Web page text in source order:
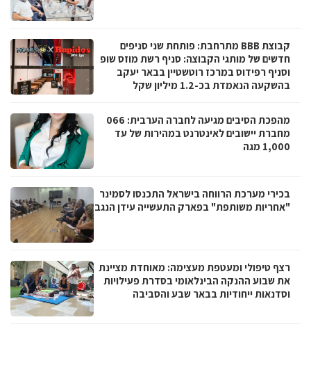
קבוצת BBB מתרחבת: פותחת שני סניפים
חדשים של מותגי הקבוצה: סניף רשת מוזס שופ
וסניף רפידוס במרכז רוטשטיין בבאר יעקב
בהשקעה הנאמדת בכ-1.2 מיליון שקל
מהפכת הסיבים מגיעה לחברה הערבית: 066
מחברת יישובים לאינטרנט במהירות של עד
1,000 מגה
בכירי מערכת הרווחה בישראל התכנסו לסמינר
"אחריות משותפת" בפארק התעשייה עידן הנגב
רצף טיפולי ומעטפת מעצימה: מאוחדת מציינת
את שבוע ההנקה הבינלאומי בסדרת פעילויות
וסדנאות ייחודיות בבאר שבע והסביבה